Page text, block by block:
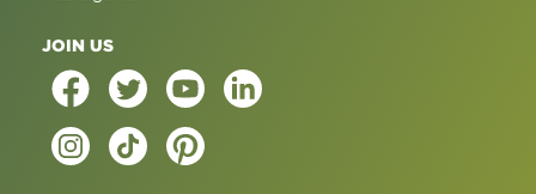
JOIN US